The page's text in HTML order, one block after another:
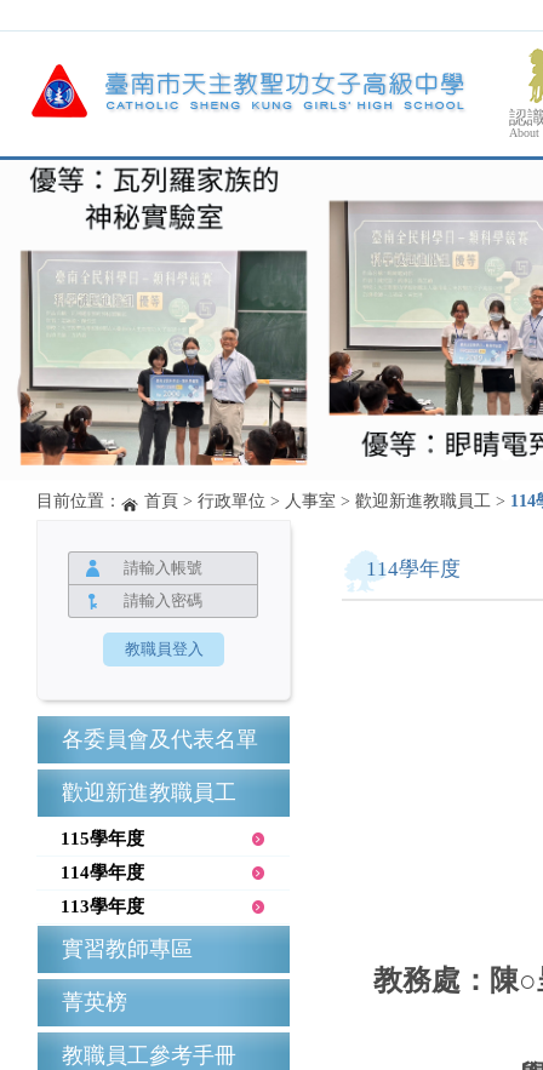
認
About
目前位置： 首頁 > 行政單位 > 人事室 > 歡迎新進教職員工 > 114
各委員會及代表名單
歡迎新進教職員工
115學年度
114學年度
113學年度
實習教師專區
菁英榜
教職員工參考手冊
114學年度
教務處：陳